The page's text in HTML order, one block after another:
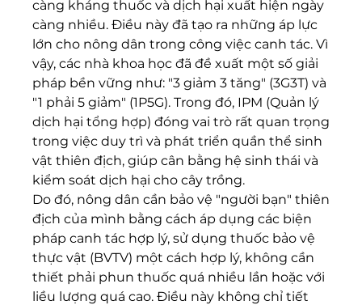
càng kháng thuốc và dịch hại xuất hiện ngày
càng nhiều. Điều này đã tạo ra những áp lực
lớn cho nông dân trong công việc canh tác. Vì
vậy, các nhà khoa học đã đề xuất một số giải
pháp bền vững như: "3 giảm 3 tăng" (3G3T) và
"1 phải 5 giảm" (1P5G). Trong đó, IPM (Quản lý
dịch hại tổng hợp) đóng vai trò rất quan trọng
trong việc duy trì và phát triển quần thể sinh
vật thiên địch, giúp cân bằng hệ sinh thái và
kiểm soát dịch hại cho cây trồng.
Do đó, nông dân cần bảo vệ "người bạn" thiên
địch của mình bằng cách áp dụng các biện
pháp canh tác hợp lý, sử dụng thuốc bảo vệ
thực vật (BVTV) một cách hợp lý, không cần
thiết phải phun thuốc quá nhiều lần hoặc với
liều lượng quá cao. Điều này không chỉ tiết